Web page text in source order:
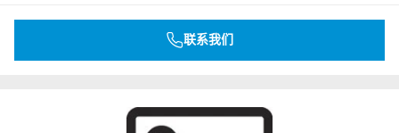
联系我们